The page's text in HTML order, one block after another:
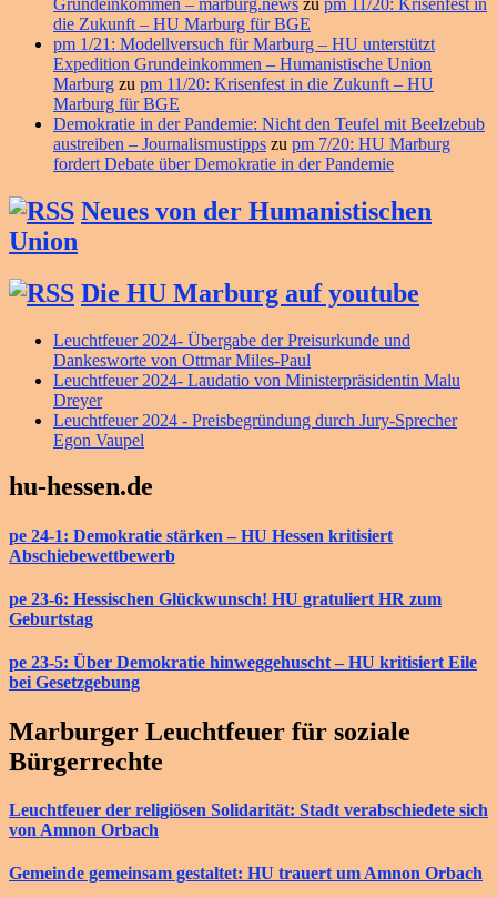
die Zukunft – HU Marburg für BGE
pm 1/21: Modellversuch für Marburg – HU unterstützt
Expedition Grundeinkommen – Humanistische Union
Marburg zu pm 11/20: Krisenfest in die Zukunft – HU
Marburg für BGE
Demokratie in der Pandemie: Nicht den Teufel mit Beelzebub
austreiben – Journalismustipps zu pm 7/20: HU Marburg
fordert Debate über Demokratie in der Pandemie
Neues von der Humanistischen
Union
Die HU Marburg auf youtube
Leuchtfeuer 2024- Übergabe der Preisurkunde und
Dankesworte von Ottmar Miles-Paul
Leuchtfeuer 2024- Laudatio von Ministerpräsidentin Malu
Dreyer
Leuchtfeuer 2024 - Preisbegründung durch Jury-Sprecher
Egon Vaupel
hu-hessen.de
pe 24-1: Demokratie stärken – HU Hessen kritisiert
Abschiebewettbewerb
pe 23-6: Hessischen Glückwunsch! HU gratuliert HR zum
Geburtstag
pe 23-5: Über Demokratie hinweggehuscht – HU kritisiert Eile
bei Gesetzgebung
Marburger Leuchtfeuer für soziale
Bürgerrechte
Leuchtfeuer der religiösen Solidarität: Stadt verabschiedete sich
von Amnon Orbach
Gemeinde gemeinsam gestaltet: HU trauert um Amnon Orbach